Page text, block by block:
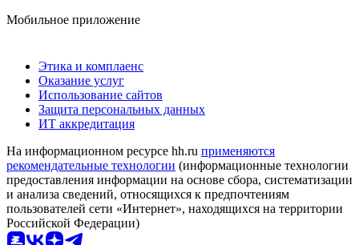
Мобильное приложение
Этика и комплаенс
Оказание услуг
Использование сайтов
Защита персональных данных
ИТ аккредитация
На информационном ресурсе hh.ru применяются
рекомендательные технологии (информационные технологии
предоставления информации на основе сбора, систематизации
и анализа сведений, относящихся к предпочтениям
пользователей сети «Интернет», находящихся на территории
Российской Федерации)